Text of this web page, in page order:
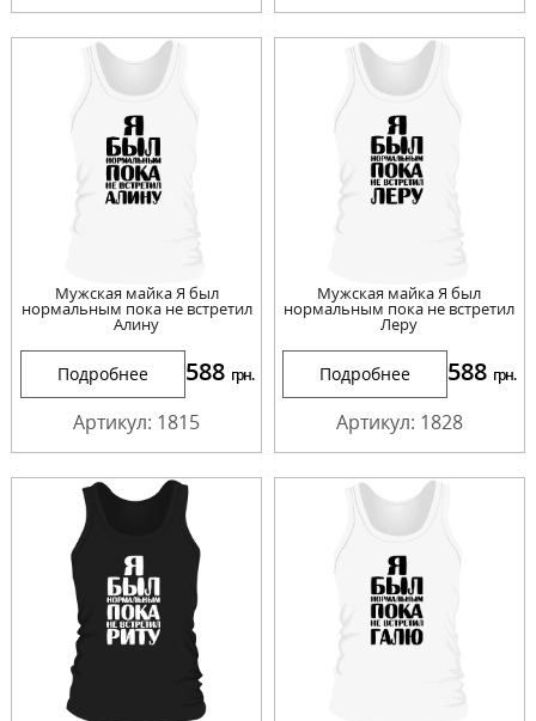
Мужская майка Я был
нормальным пока не встретил
Алину
Подробнее 588 грн.
Артикул: 1815
Мужская майка Я был
нормальным пока не встретил
Леру
Подробнее 588 грн.
Артикул: 1828